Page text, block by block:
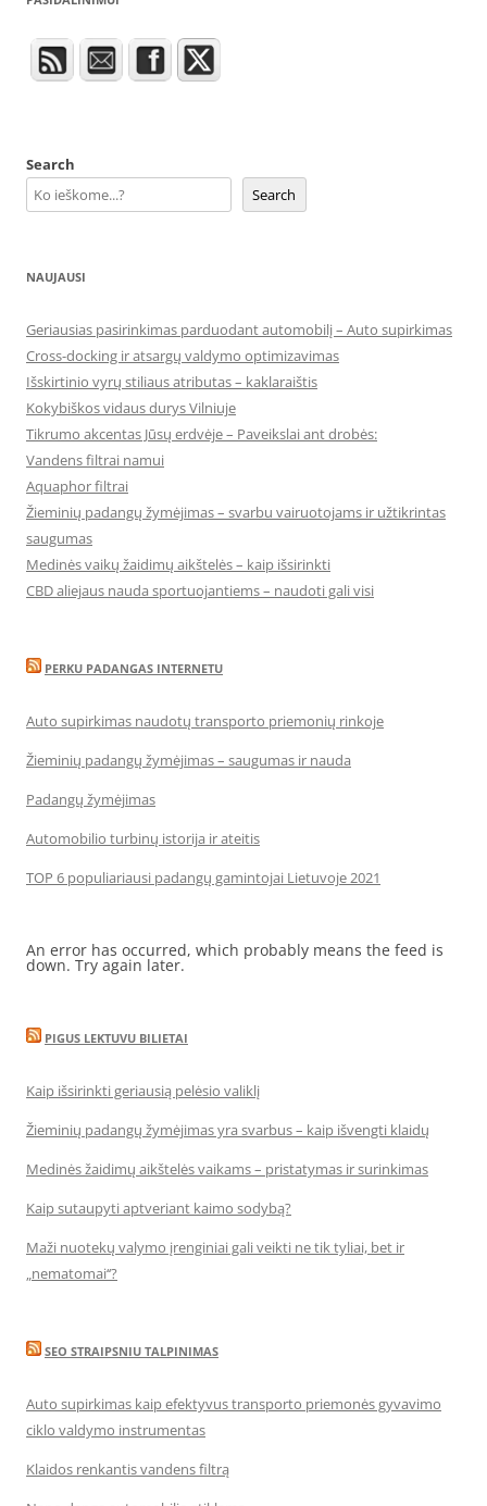
Search
Search
NAUJAUSI
Geriausias pasirinkimas parduodant automobilį – Auto supirkimas
Cross-docking ir atsargų valdymo optimizavimas
Išskirtinio vyrų stiliaus atributas – kaklaraištis
Kokybiškos vidaus durys Vilniuje
Tikrumo akcentas Jūsų erdvėje – Paveikslai ant drobės:
Vandens filtrai namui
Aquaphor filtrai
Žieminių padangų žymėjimas – svarbu vairuotojams ir užtikrintas
saugumas
Medinės vaikų žaidimų aikštelės – kaip išsirinkti
CBD aliejaus nauda sportuojantiems – naudoti gali visi
PERKU PADANGAS INTERNETU
Auto supirkimas naudotų transporto priemonių rinkoje
Žieminių padangų žymėjimas – saugumas ir nauda
Padangų žymėjimas
Automobilio turbinų istorija ir ateitis
TOP 6 populiariausi padangų gamintojai Lietuvoje 2021
An error has occurred, which probably means the feed is
down. Try again later.
PIGUS LEKTUVU BILIETAI
Kaip išsirinkti geriausią pelėsio valiklį
Žieminių padangų žymėjimas yra svarbus – kaip išvengti klaidų
Medinės žaidimų aikštelės vaikams – pristatymas ir surinkimas
Kaip sutaupyti aptveriant kaimo sodybą?
Maži nuotekų valymo įrenginiai gali veikti ne tik tyliai, bet ir
„nematomai‘‘?
SEO STRAIPSNIU TALPINIMAS
Auto supirkimas kaip efektyvus transporto priemonės gyvavimo
ciklo valdymo instrumentas
Klaidos renkantis vandens filtrą